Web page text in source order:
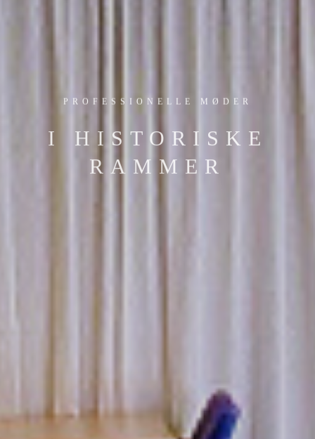
PROFESSIONELLE MØDER
I HISTORISKE
RAMMER